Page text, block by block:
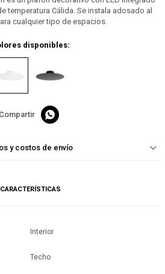
temperatura Cálida. Se instala adosado al
cualquier tipo de espacios.
disponibles:

y costos de envío
CARACTERÍSTICAS
Interior
Techo